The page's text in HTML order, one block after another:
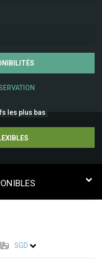
les plus bas
SGD